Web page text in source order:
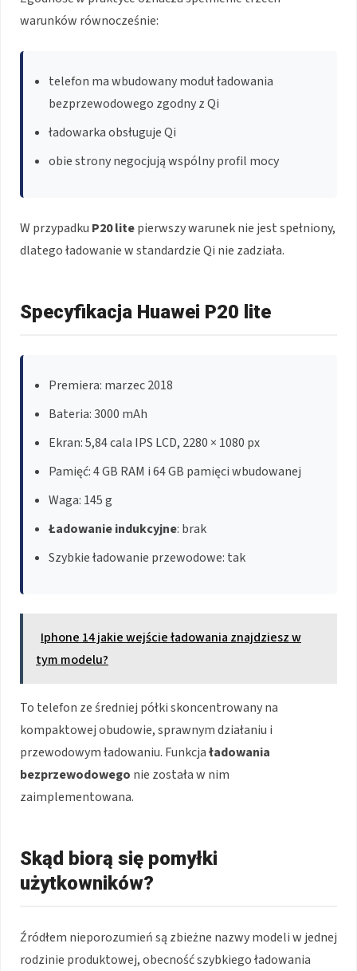
warunków równocześnie:
telefon ma wbudowany moduł ładowania
bezprzewodowego zgodny z Qi
ładowarka obsługuje Qi
obie strony negocjują wspólny profil mocy
W przypadku P20 litepierwszy warunek nie jest spełniony,
dlatego ładowanie w standardzie Qi nie zadziała.
Specyfikacja Huawei P20 lite
Premiera: marzec 2018
Bateria: 3000 mAh
Ekran: 5,84 cala IPS LCD, 2280 × 1080 px
Pamięć: 4 GB RAM i 64 GB pamięci wbudowanej
Waga: 145 g
Ładowanie indukcyjne: brak
Szybkie ładowanie przewodowe: tak
Iphone 14 jakie wejście ładowania znajdziesz w
tym modelu?
To telefon ze średniej półki skoncentrowany na
kompaktowej obudowie, sprawnym działaniu i
przewodowym ładowaniu. Funkcjaładowania
bezprzewodowego nie została w nim
zaimplementowana.
Skąd biorą się pomyłki
użytkowników?
Źródłem nieporozumień są zbieżne nazwy modeli w jednej
rodzinie produktowej, obecność szybkiego ładowania